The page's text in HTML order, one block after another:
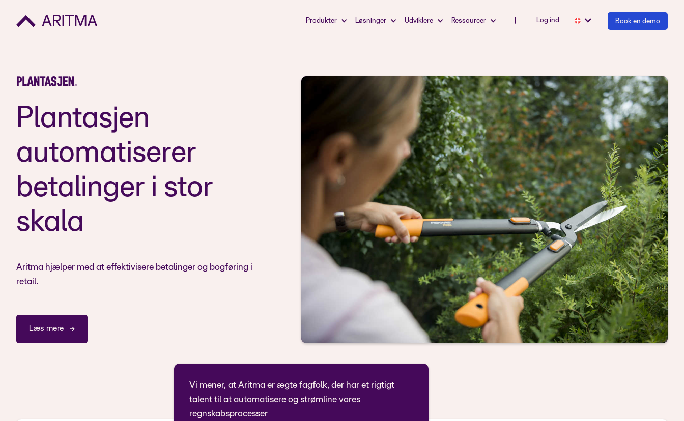
Produkter Løsninger Udviklere Ressourcer Log ind Book en demo
Plantasjen
automatiserer
betalinger i stor
skala
Aritma hjælper med at effektivisere betalinger og bogføring i
retail.
Læs mere
Vi mener, at Aritma er ægte fagfolk, der har et rigtigt
talent til at automatisere og strømline vores
regnskabsprocesser